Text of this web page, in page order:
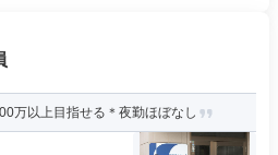
万以上目指せる＊夜勤ほぼなし